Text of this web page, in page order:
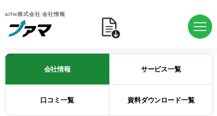
aifie株式会社 会社情報
会社情報 サービス一覧
口コミ一覧 資料ダウンロード一覧